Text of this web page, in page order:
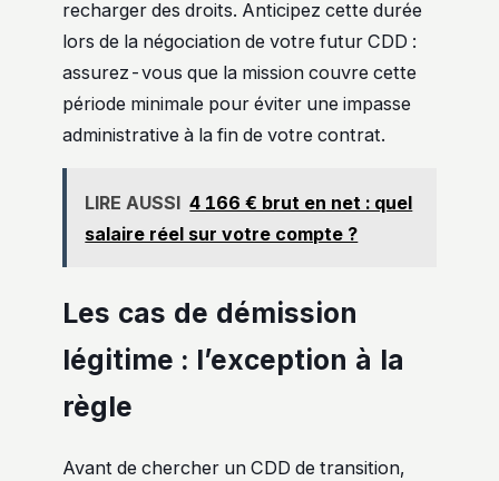
recharger des droits. Anticipez cette durée
lors de la négociation de votre futur CDD :
assurez-vous que la mission couvre cette
période minimale pour éviter une impasse
administrative à la fin de votre contrat.
LIRE AUSSI 4 166 € brut en net : quel
salaire réel sur votre compte ?
Les cas de démission
légitime : l’exception à la
règle
Avant de chercher un CDD de transition,